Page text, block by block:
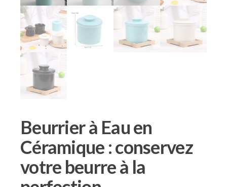
Beurrier à Eau en
Céramique : conservez
votre beurre à la